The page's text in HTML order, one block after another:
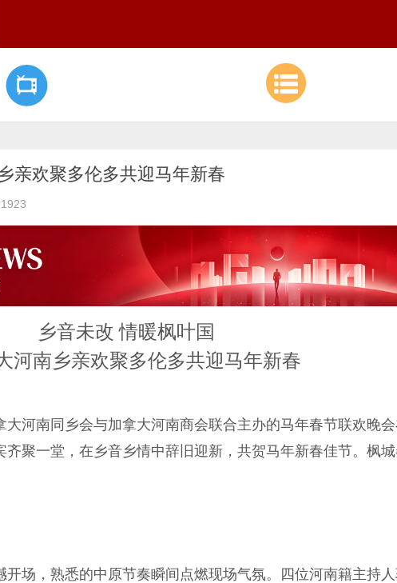
亲欢聚多伦多共迎马年新春
1923
乡音未改 情暖枫叶国
河南乡亲欢聚多伦多共迎马年新春
大河南同乡会与加拿大河南商会联合主办的马年春节联欢晚
齐聚一堂，在乡音乡情中辞旧迎新，共贺马年新春佳节。枫
场，熟悉的中原节奏瞬间点燃现场气氛。四位河南籍主持